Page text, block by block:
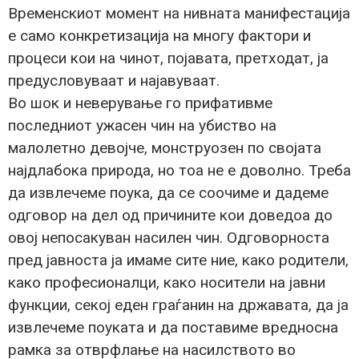
Временскиот момент на нивната манифестација
е само конкретизација на многу фактори и
процеси кои на чинот, појавата, претходат, ја
предусловуваат и најавуваат.
Во шок и неверување го прифативме
последниот ужасен чин на убиство на
малолетно девојче, монструозен по својата
најдлабока природа, но тоа не е доволно. Треба
да извлечеме поука, да се соочиме и дадеме
одговор на дел од причините кои доведоа до
овој непосакуван насилен чин. Одговорноста
пред јавноста ја имаме сите ние, како родители,
како професионалци, како носители на јавни
функции, секој еден граѓанин на државата, да ја
извлечеме поуката и да поставиме вредносна
рамка за отврфлање на насилството во